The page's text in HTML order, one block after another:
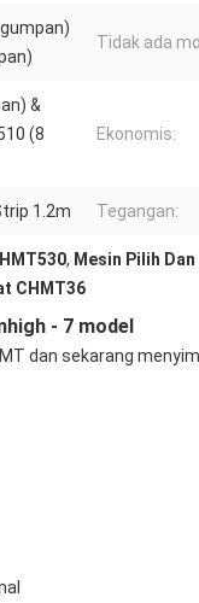
Tidak ada
&
(8
Ekonomis:
1.2m Tegangan:
, Mesin Pilih
CHMT36
- 7 model
dan sekarang